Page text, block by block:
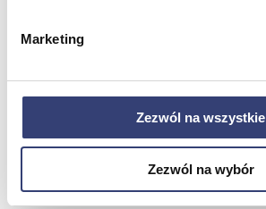
Marketing
Zezwól na wszystkie
Zezwól na wybór
Robotyka w rehabilitacji
Nasze marki
Kontakt